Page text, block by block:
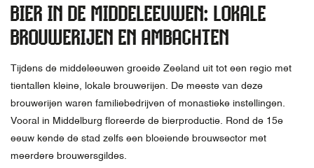
BIER IN DE MIDDELEEUWEN: LOKALE
BROUWERIJEN EN AMBACHTEN
Tijdens de middeleeuwen groeide Zeeland uit tot een regio met
tientallen kleine, lokale brouwerijen. De meeste van deze
brouwerijen waren familiebedrijven of monastieke instellingen.
Vooral in Middelburg floreerde de bierproductie. Rond de 15e
eeuw kende de stad zelfs een bloeiende brouwsector met
meerdere brouwersgildes.